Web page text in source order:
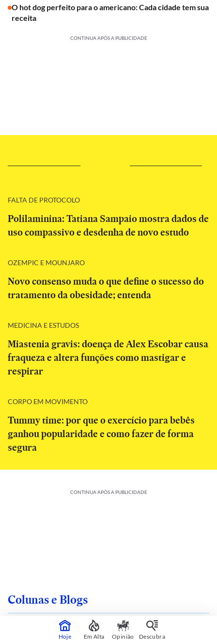
O hot dog perfeito para o americano: Cada cidade tem sua
receita
CONTINUA APÓS A PUBLICIDADE
FALTA DE PROTOCOLO
Polilaminina: Tatiana Sampaio mostra dados de
uso compassivo e desdenha de novo estudo
OZEMPIC E MOUNJARO
Novo consenso muda o que define o sucesso do
tratamento da obesidade; entenda
MEDICINA E ESTUDOS
Miastenia gravis: doença de Alex Escobar causa
fraqueza e altera funções como mastigar e
respirar
CORPO EM MOVIMENTO
Tummy time: por que o exercício para bebês
ganhou popularidade e como fazer de forma
segura
CONTINUA APÓS A PUBLICIDADE
Colunas e Blogs
Hoje Em Alta Opinião Descubra